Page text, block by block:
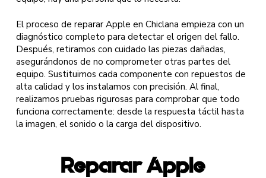
El proceso de reparar Apple en Chiclana empieza con un
diagnóstico completo para detectar el origen del fallo.
Después, retiramos con cuidado las piezas dañadas,
asegurándonos de no comprometer otras partes del
equipo. Sustituimos cada componente con repuestos de
alta calidad y los instalamos con precisión. Al final,
realizamos pruebas rigurosas para comprobar que todo
funciona correctamente: desde la respuesta táctil hasta
la imagen, el sonido o la carga del dispositivo.
Reparar Apple